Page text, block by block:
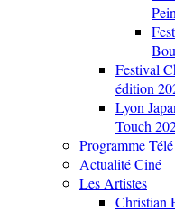
Festival
édition
Lyon
Touch
Programme Télé
Actualité Ciné
Les Artistes
Christian